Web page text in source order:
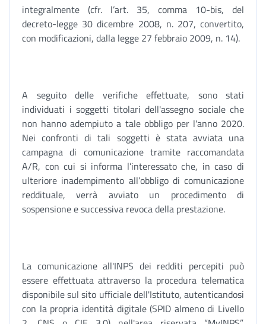
integralmente (cfr. l’art. 35, comma 10-bis, del
decreto-legge 30 dicembre 2008, n. 207, convertito,
con modificazioni, dalla legge 27 febbraio 2009, n. 14).
A seguito delle verifiche effettuate, sono stati
individuati i soggetti titolari dell'assegno sociale che
non hanno adempiuto a tale obbligo per l'anno 2020.
Nei confronti di tali soggetti è stata avviata una
campagna di comunicazione tramite raccomandata
A/R, con cui si informa l’interessato che, in caso di
ulteriore inadempimento all’obbligo di comunicazione
reddituale, verrà avviato un procedimento di
sospensione e successiva revoca della prestazione.
La comunicazione all'INPS dei redditi percepiti può
essere effettuata attraverso la procedura telematica
disponibile sul sito ufficiale dell'Istituto, autenticandosi
con la propria identità digitale (SPID almeno di Livello